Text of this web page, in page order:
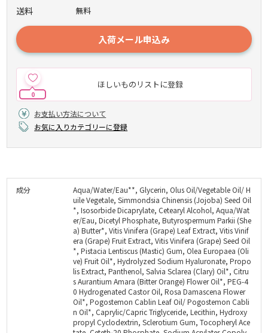
送料 無料
入荷メール申込み
ほしいものリストに登録
0
お支払い方法について
お気に入りカテゴリーに登録
成分
Aqua/Water/Eau**, Glycerin, Olus Oil/Vegetable Oil/ H
uile Vegetale, Simmondsia Chinensis (Jojoba) Seed Oil
*, Isosorbide Dicaprylate, Cetearyl Alcohol, Aqua/Wat
er/Eau, Dicetyl Phosphate, Butyrospermum Parkii (She
a) Butter*, Vitis Vinifera (Grape) Leaf Extract, Vitis Vinif
era (Grape) Fruit Extract, Vitis Vinifera (Grape) Seed Oil
*, Pistacia Lentiscus (Mastic) Gum, Olea Europaea (Oli
ve) Fruit Oil*, Hydrolyzed Sodium Hyaluronate, Propo
lis Extract, Panthenol, Salvia Sclarea (Clary) Oil*, Citru
s Aurantium Amara (Bitter Orange) Flower Oil*, PEG-4
0 Hydrogenated Castor Oil, Rosa Damascena Flower
Oil*, Pogostemon Cablin Leaf Oil/ Pogostemon Cabli
n Oil*, Caprylic/Capric Triglyceride, Lecithin, Hydroxy
propyl Cyclodextrin, Sclerotium Gum, Tocopheryl Ace